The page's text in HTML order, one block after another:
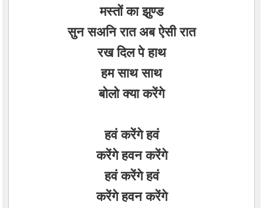
मस्तों का झुण्ड
सुन सअनि रात अब ऐसी रात
रख दिल पे हाथ
हम साथ साथ
बोलो क्या करेंगे
हवं करेंगे हवं
करेंगे हवन करेंगे
हवं करेंगे हवं
करेंगे हवन करेंगे